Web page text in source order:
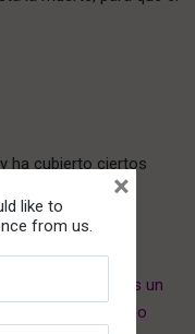
ha cubierto ciertos
yo sé que eres un
no estás juzgando
like to
from us.
×